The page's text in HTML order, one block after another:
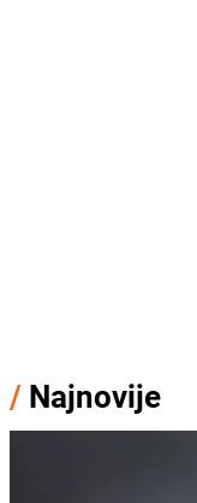
/ Najnovije